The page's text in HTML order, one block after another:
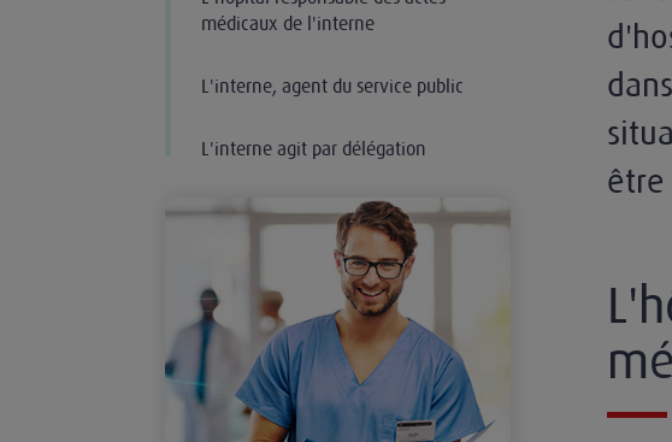
médicaux de l'interne
L'interne, agent du service public
L'interne agit par délégation
Responsabilité civile professionnelle de l'interne et du docteur
être